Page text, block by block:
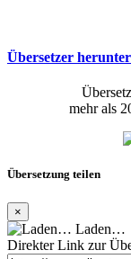
Übersetzer
mehr als
Übersetzung teilen
×
Laden…
Direkter Link zur